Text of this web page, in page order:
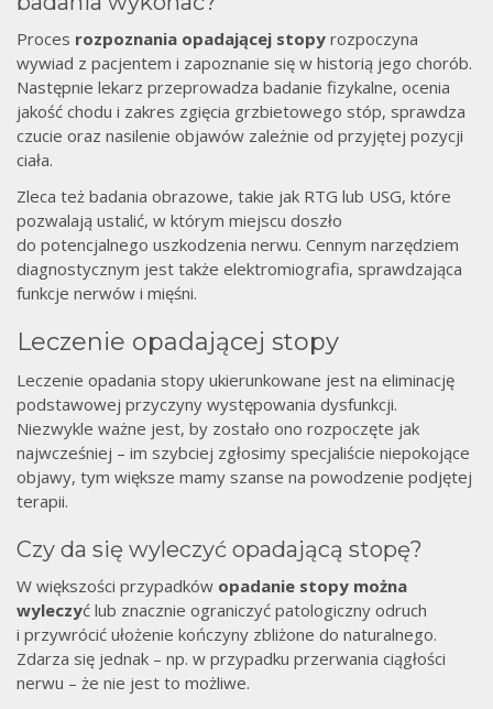
Proces rozpoznania opadającej stopy rozpoczyna
wywiad z pacjentem i zapoznanie się w historią jego chorób.
Następnie lekarz przeprowadza badanie fizykalne, ocenia
jakość chodu i zakres zgięcia grzbietowego stóp, sprawdza
czucie oraz nasilenie objawów zależnie od przyjętej pozycji
ciała.
Zleca też badania obrazowe, takie jak RTG lub USG, które
pozwalają ustalić, w którym miejscu doszło
do potencjalnego uszkodzenia nerwu. Cennym narzędziem
diagnostycznym jest także elektromiografia, sprawdzająca
funkcje nerwów i mięśni.
Leczenie opadającej stopy
Leczenie opadania stopy ukierunkowane jest na eliminację
podstawowej przyczyny występowania dysfunkcji.
Niezwykle ważne jest, by zostało ono rozpoczęte jak
najwcześniej – im szybciej zgłosimy specjaliście niepokojące
objawy, tym większe mamy szanse na powodzenie podjętej
terapii.
Czy da się wyleczyć opadającą stopę?
W większości przypadków opadanie stopy można
wyleczyć lub znacznie ograniczyć patologiczny odruch
i przywrócić ułożenie kończyny zbliżone do naturalnego.
Zdarza się jednak – np. w przypadku przerwania ciągłości
nerwu – że nie jest to możliwe.